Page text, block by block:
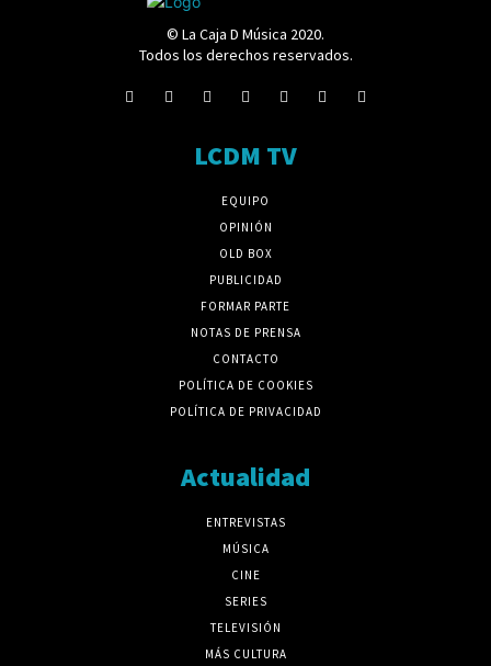
© La Caja D Música 2020.
Todos los derechos reservados.
LCDM TV
EQUIPO
OPINIÓN
OLD BOX
PUBLICIDAD
FORMAR PARTE
NOTAS DE PRENSA
CONTACTO
POLÍTICA DE COOKIES
POLÍTICA DE PRIVACIDAD
Actualidad
ENTREVISTAS
MÚSICA
CINE
SERIES
TELEVISIÓN
MÁS CULTURA